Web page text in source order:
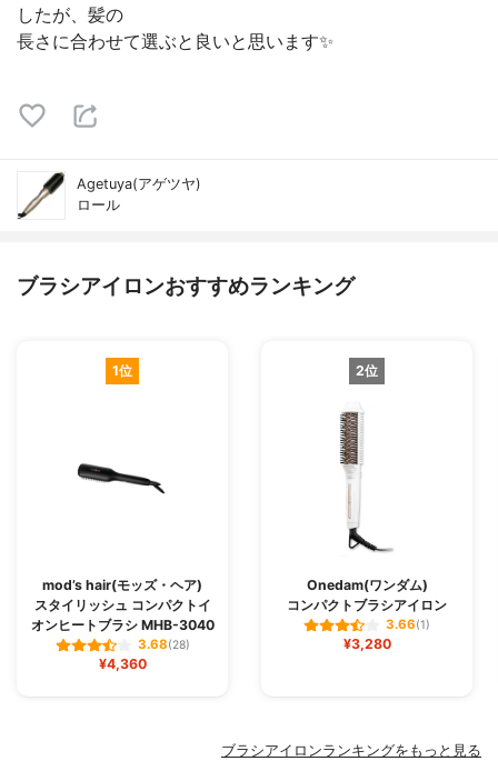
したが、髪の
長さに合わせて選ぶと良いと思います✨
Agetuya(アゲツヤ)
ロール
ブラシアイロンおすすめランキング
1位
mod’s hair(モッズ・ヘア)
スタイリッシュ コンパクトイ
オンヒートブラシ MHB-3040
3.68(28)
¥4,360
2位
Onedam(ワンダム)
コンパクトブラシアイロン
3.66(1)
¥3,280
ブラシアイロンランキングをもっと見る